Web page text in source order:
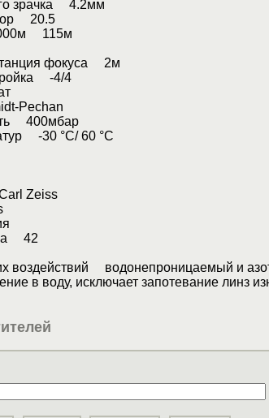
зрачка 4.2мм
20.5
115м
фокуса 2м
-4/4
Pechan
400мбар
-30 °C/ 60 °C
Zeiss
42
воздействий водонепроницаемый и
в воду, исключает запотевание линз